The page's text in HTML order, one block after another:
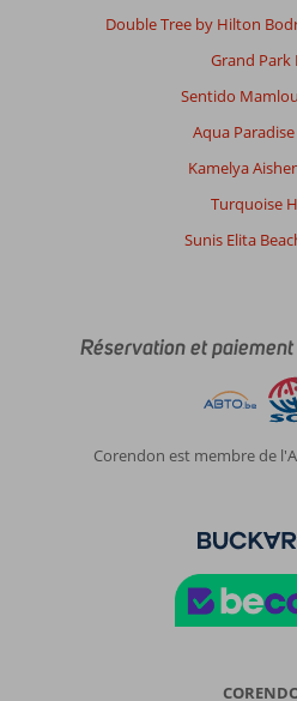
Double Tree by Hilton
Grand Park
Sentido
Aqua
Kamelya
Turquoise
Sunis Elita
Réservation et
Corendon est membre de